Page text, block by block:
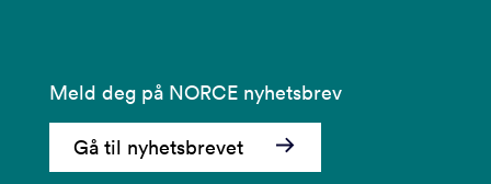
Meld deg på NORCE nyhetsbrev
Gå til nyhetsbrevet